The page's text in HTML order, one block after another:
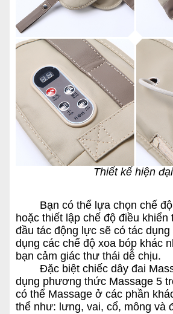
Thiết kế hiện
Bạn có thể lựa chọn chế độ
hoặc thiết lập chế độ điều
đầu tác động lực sẽ có tác
dụng các chế độ xoa bóp khác
bạn cảm giác thư thái dễ chịu.
Đặc biệt chiếc dây đai
dụng phương thức Massage 5
có thể Massage ở các phần
thể như: lưng, vai, cổ, mông và